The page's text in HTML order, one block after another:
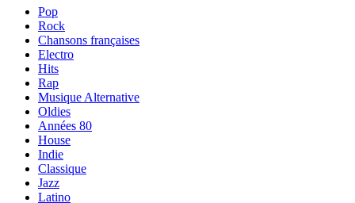
Pop
Rock
Chansons françaises
Electro
Hits
Rap
Musique Alternative
Oldies
Années 80
House
Indie
Classique
Jazz
Latino